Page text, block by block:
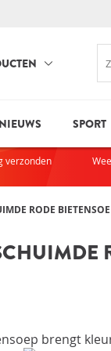
E-mailadres
Wachtwoord
Blijf ingelogd
NIEUWS SPORT
verzonden
RODE
brengt